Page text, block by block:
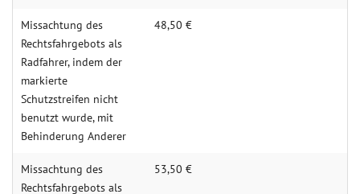
Missachtung des
Rechtsfahrgebots als
Radfahrer, indem der
markierte
Schutzstreifen nicht
benutzt wurde, mit
Behinderung Anderer
48,50 €
Missachtung des
Rechtsfahrgebots als
53,50 €